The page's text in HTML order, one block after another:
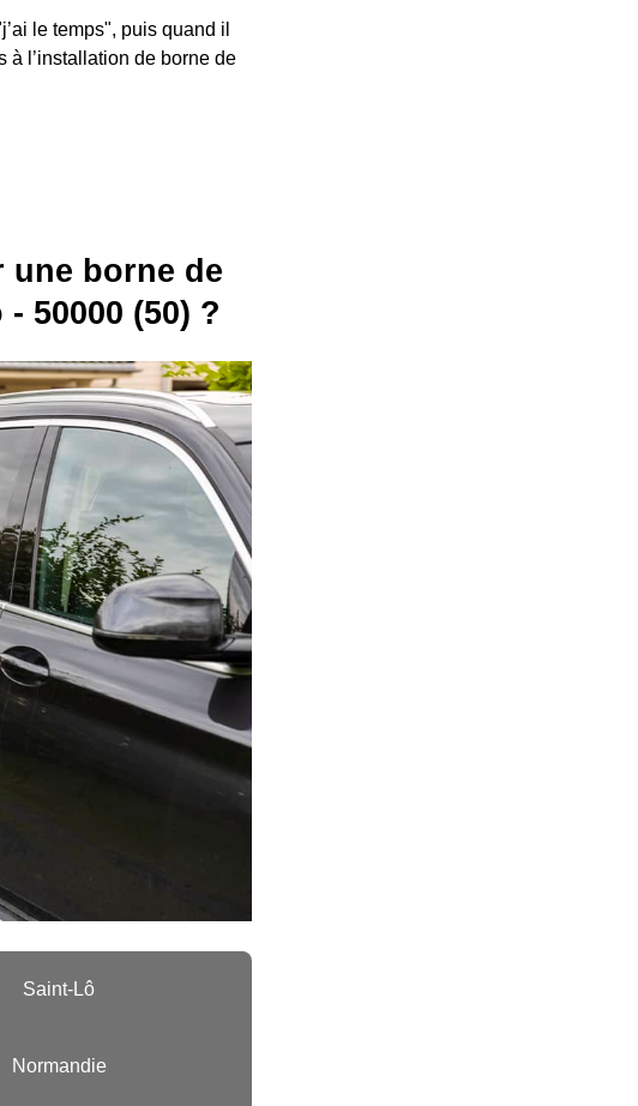
le temps", puis quand il
à l’installation de borne de
une borne de
50000 (50) ?
Saint-Lô
Normandie